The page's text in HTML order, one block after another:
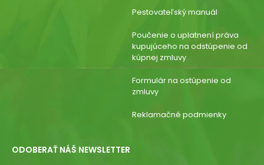
Pestovateľský manuál
Poučenie o uplatnení práva
kupujúceho na odstúpenie od
kúpnej zmluvy
Formulár na ostúpenie od
zmluvy
Reklamačné podmienky
ODOBERAŤ NÁŠ NEWSLETTER